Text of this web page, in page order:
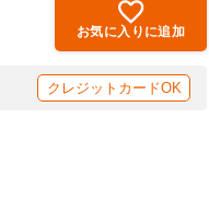
お気に入りに追加
クレジットカードOK